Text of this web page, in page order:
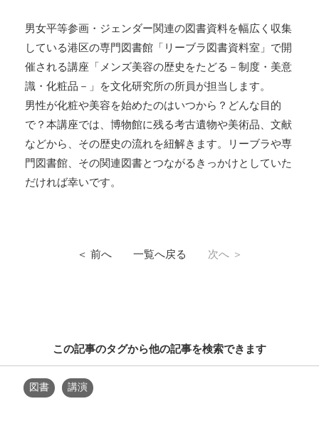
男女平等参画・ジェンダー関連の図書資料を幅広く収集
している港区の専門図書館「リーブラ図書資料室」で開
催される講座「メンズ美容の歴史をたどる－制度・美意
識・化粧品－」を文化研究所の所員が担当します。
男性が化粧や美容を始めたのはいつから？どんな目的
で？本講座では、博物館に残る考古遺物や美術品、文献
などから、その歴史の流れを紐解きます。リーブラや専
門図書館、その関連図書とつながるきっかけとしていた
だければ幸いです。
＜ 前へ 一覧へ戻る 次へ ＞
この記事のタグから他の記事を検索できます
図書 講演